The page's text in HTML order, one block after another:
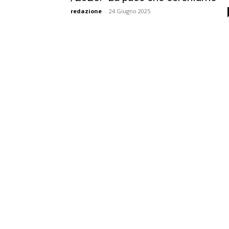
redazione - 24 Giugno 2025